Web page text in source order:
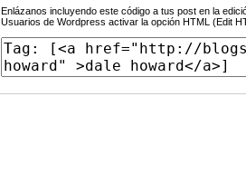
Enlázanos incluyendo este código a tus post en la
Usuarios de Wordpress activar la opción HTML (Edit